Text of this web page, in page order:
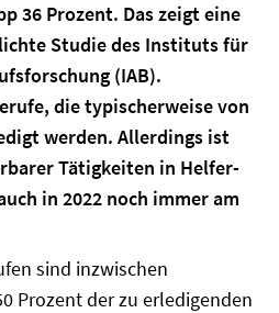
36 Prozent. Das zeigt eine
Studie des Instituts für
(IAB).
die typischerweise von
werden. Allerdings ist
Tätigkeiten in Helfer-
in 2022 noch immer am
sind inzwischen
Prozent der zu erledigenden